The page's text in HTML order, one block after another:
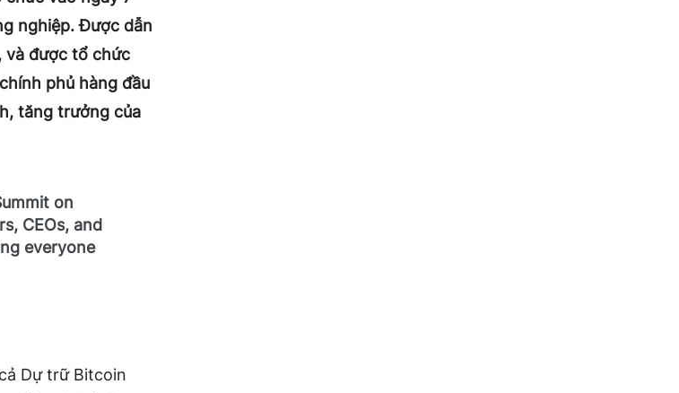
nghiệp. Được dẫn
và được tổ chức
phủ hàng đầu
tăng trưởng của
on
CEOs, and
everyone
Dự trữ Bitcoin